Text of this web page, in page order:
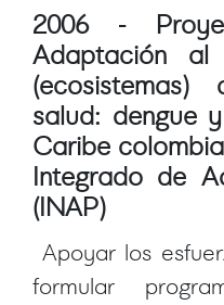
2006 -
Adaptación al
salud: dengue
Caribe
Integrado de
(INAP)
Apoyar los
formular